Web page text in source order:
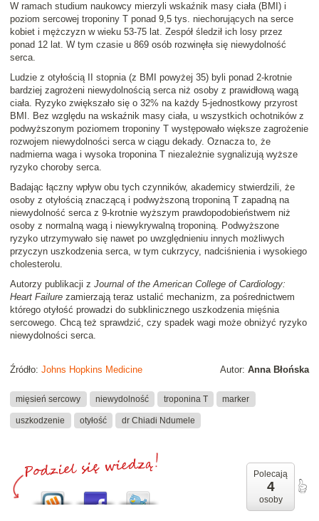
W ramach studium naukowcy mierzyli wskaźnik masy ciała (BMI) i
poziom sercowej troponiny T ponad 9,5 tys. niechorujących na serce
kobiet i mężczyzn w wieku 53-75 lat. Zespół śledził ich losy przez
ponad 12 lat. W tym czasie u 869 osób rozwinęła się niewydolność
serca.
Ludzie z otyłością II stopnia (z BMI powyżej 35) byli ponad 2-krotnie
bardziej zagrożeni niewydolnością serca niż osoby z prawidłową wagą
ciała. Ryzyko zwiększało się o 32% na każdy 5-jednostkowy przyrost
BMI. Bez względu na wskaźnik masy ciała, u wszystkich ochotników z
podwyższonym poziomem troponiny T występowało większe zagrożenie
rozwojem niewydolności serca w ciągu dekady. Oznacza to, że
nadmierna waga i wysoka troponina T niezależnie sygnalizują wyższe
ryzyko choroby serca.
Badając łączny wpływ obu tych czynników, akademicy stwierdzili, że
osoby z otyłością znaczącą i podwyższoną troponiną T zapadną na
niewydolność serca z 9-krotnie wyższym prawdopodobieństwem niż
osoby z normalną wagą i niewykrywalną troponiną. Podwyższone
ryzyko utrzymywało się nawet po uwzględnieniu innych możliwych
przyczyn uszkodzenia serca, w tym cukrzycy, nadciśnienia i wysokiego
cholesterolu.
Autorzy publikacji z Journal of the American College of Cardiology:
Heart Failure zamierzają teraz ustalić mechanizm, za pośrednictwem
którego otyłość prowadzi do subklinicznego uszkodzenia mięśnia
sercowego. Chcą też sprawdzić, czy spadek wagi może obniżyć ryzyko
niewydolności serca.
Autor: Anna Błońska
Źródło: Johns Hopkins Medicine
mięsień sercowy niewydolność troponina T marker
uszkodzenie otyłość dr Chiadi Ndumele
Polecają
4
osoby